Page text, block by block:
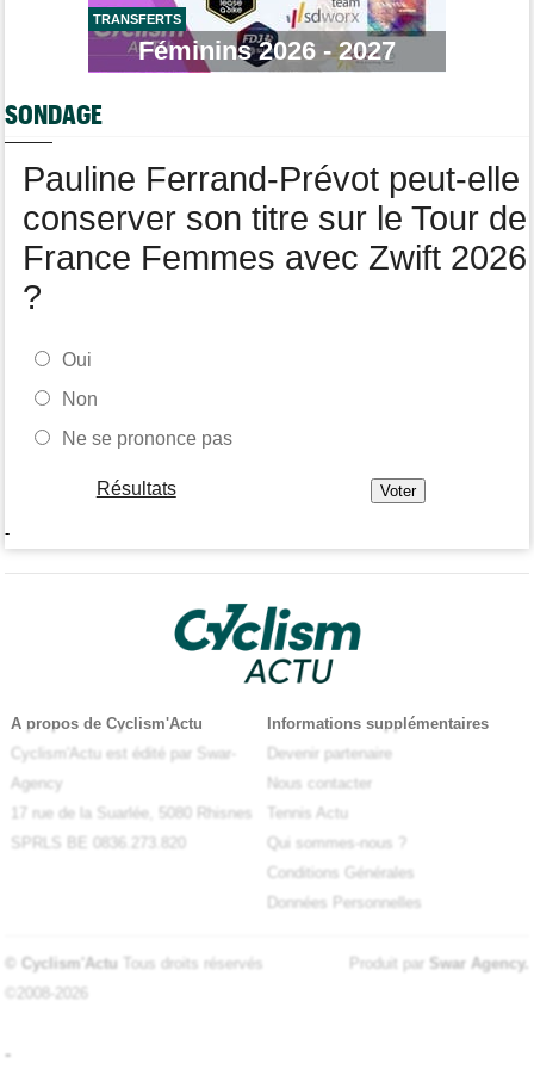
Transfert
Jakobsen réagit à son transfert : "J'ai encore de la ressource"
Puck Pieterse : "Je vise le maillot à pois..."
TRANSFERTS
Féminins 2026 - 2027
SONDAGE
Pauline Ferrand-Prévot peut-elle
conserver son titre sur le Tour de
France Femmes avec Zwift 2026
?
Oui
Non
Ne se prononce pas
Résultats
-
A propos de Cyclism'Actu
Cyclism'Actu est édité par Swar-
Agency
17 rue de la Suarlée, 5080 Rhisnes
SPRLS BE 0836.273.820
Informations supplémentaires
Devenir partenaire
Nous contacter
Tennis Actu
Qui sommes-nous ?
Conditions Générales
Données Personnelles
© Cyclism'Actu Tous droits réservés
©2008-2026
Produit par Swar Agency.
-